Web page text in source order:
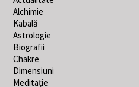
Alchimie
Kabală
Astrologie
Biografii
Chakre
Dimensiuni
Meditație